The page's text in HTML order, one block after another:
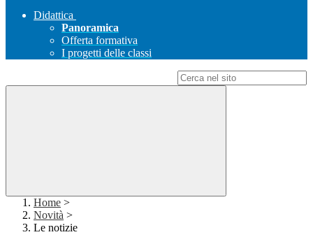
Didattica
Panoramica
Offerta formativa
I progetti delle classi
Home >
Novità >
Le notizie